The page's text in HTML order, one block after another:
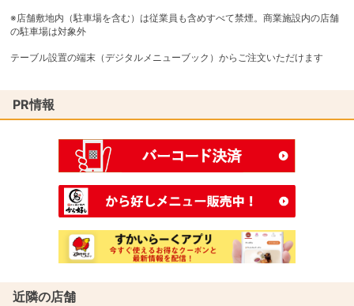
※店舗敷地内（駐車場を含む）は従業員も含めすべて禁煙。商業施設内の店舗
の駐車場は対象外
テーブル設置の端末（デジタルメニューブック）からご注文いただけます
PR情報
近隣の店舗